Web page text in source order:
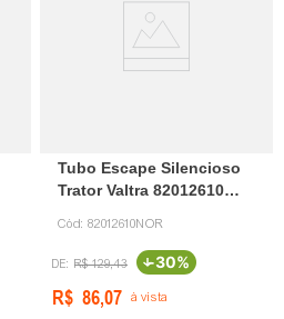
Tubo Escape Silencioso
Trator Valtra 82012610
Cód: 82012610NOR
R$ 129,43 -30%
R$ 86,07 à vista